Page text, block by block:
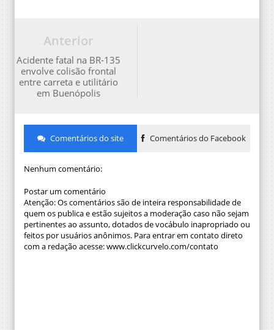
Anterior
Acidente fatal na BR-135
envolve colisão frontal
entre carreta e utilitário
em Buenópolis
Comentários do site Comentários do Facebook
Nenhum comentário:
Postar um comentário
Atenção: Os comentários são de inteira responsabilidade de
quem os publica e estão sujeitos a moderação caso não sejam
pertinentes ao assunto, dotados de vocábulo inapropriado ou
feitos por usuários anônimos. Para entrar em contato direto
com a redação acesse: www.clickcurvelo.com/contato